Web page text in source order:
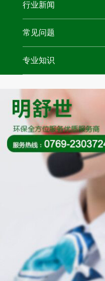
行业新闻
常见问题
专业知识